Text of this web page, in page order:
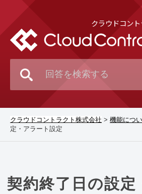
クラウドコン
クラウドコントラクト株式会社 > 機能につ
定・アラート設定
契約終了日の設定